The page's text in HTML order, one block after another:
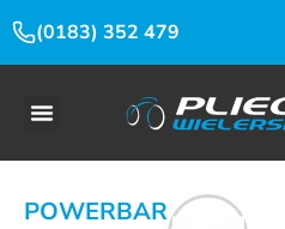
(0183) 352 479
POWERBAR